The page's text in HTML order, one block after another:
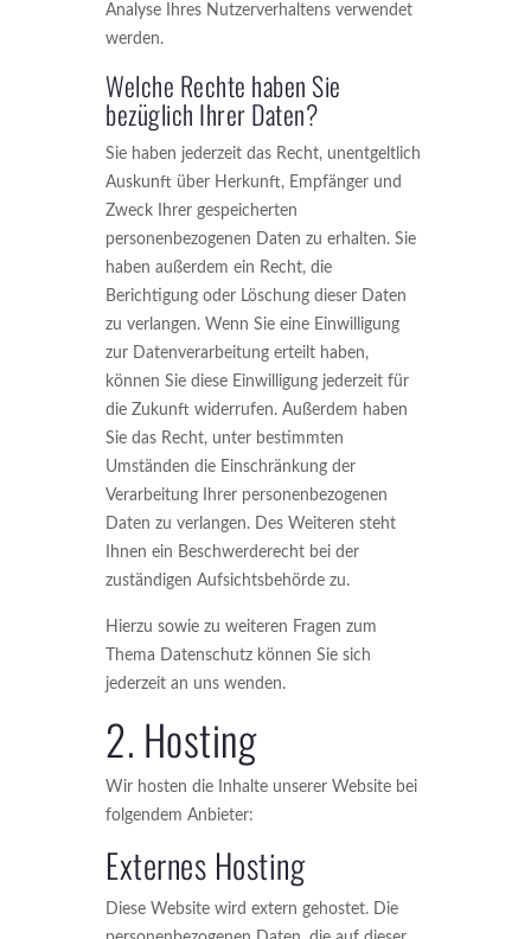
Analyse Ihres Nutzerverhaltens verwendet
werden.
Welche Rechte haben Sie
bezüglich Ihrer Daten?
Sie haben jederzeit das Recht, unentgeltlich
Auskunft über Herkunft, Empfänger und
Zweck Ihrer gespeicherten
personenbezogenen Daten zu erhalten. Sie
haben außerdem ein Recht, die
Berichtigung oder Löschung dieser Daten
zu verlangen. Wenn Sie eine Einwilligung
zur Datenverarbeitung erteilt haben,
können Sie diese Einwilligung jederzeit für
die Zukunft widerrufen. Außerdem haben
Sie das Recht, unter bestimmten
Umständen die Einschränkung der
Verarbeitung Ihrer personenbezogenen
Daten zu verlangen. Des Weiteren steht
Ihnen ein Beschwerderecht bei der
zuständigen Aufsichtsbehörde zu.
Hierzu sowie zu weiteren Fragen zum
Thema Datenschutz können Sie sich
jederzeit an uns wenden.
2. Hosting
Wir hosten die Inhalte unserer Website bei
folgendem Anbieter:
Externes Hosting
Diese Website wird extern gehostet. Die